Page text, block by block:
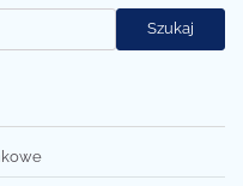
Szukaj